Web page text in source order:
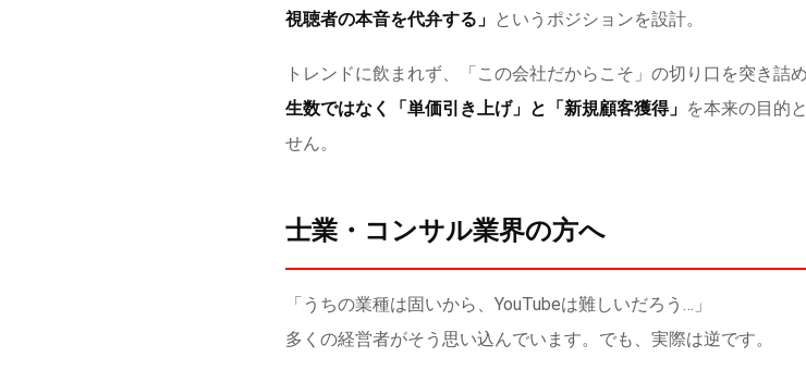
視聴者の本音を代弁する」 というポジションを設計。
トレンドに飲まれず、「この会社だからこそ」の切り口を突き詰
生数ではなく「単価引き上げ」と「新規顧客獲得」 を本来の目的
せん。
士業・コンサル業界の方へ
「うちの業種は固いから、YouTubeは難しいだろう…」
多くの経営者がそう思い込んでいます。でも、実際は逆です。